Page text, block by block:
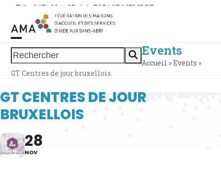
Skip
content
Tél. : 0471 38 11 37 | | ESPACE MEMBRE
Rechercher
Open
mobile
Close
mobile
Events
Accueil »Events »
GT Centres de jour bruxellois
GT CENTRES DE JOUR
BRUXELLOIS
28
NOV